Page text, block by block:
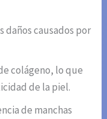
daños causados por
colágeno, lo que
de la piel.
de manchas